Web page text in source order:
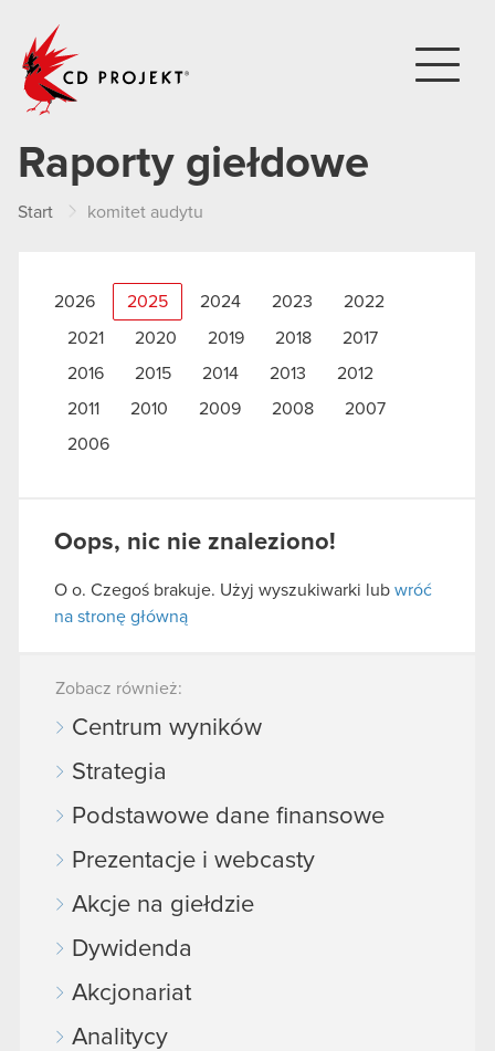
Raporty giełdowe
Start komitet audytu
2026 2025 2024 2023 2022
2021 2020 2019 2018
2017
2016
2015 2014 2013
2012
2011
2010 2009 2008
2007
2006
Oops, nic nie znaleziono!
O o. Czegoś brakuje. Użyj wyszukiwarki lub wróć
na stronę główną
Zobacz również:
Centrum wyników
Strategia
Podstawowe dane finansowe
Prezentacje i webcasty
Akcje na giełdzie
Dywidenda
Akcjonariat
Analitycy